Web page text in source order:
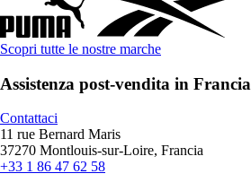
Scopri tutte le nostre marche
Assistenza post-vendita in Francia
Contattaci
11 rue Bernard Maris
37270 Montlouis-sur-Loire, Francia
+33 1 86 47 62 58